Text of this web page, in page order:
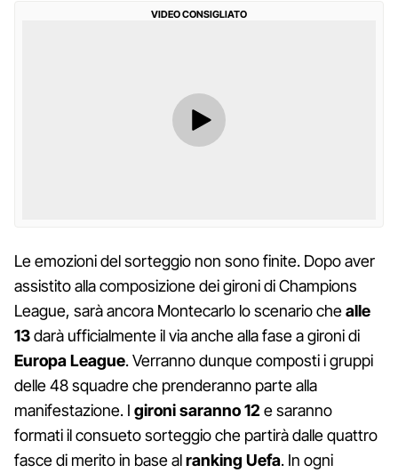
VIDEO CONSIGLIATO
Le emozioni del sorteggio non sono finite. Dopo aver
assistito alla composizione dei gironi di Champions
League, sarà ancora Montecarlo lo scenario chealle
13darà ufficialmente il via anche alla fase a gironi di
Europa League. Verranno dunque composti i gruppi
delle 48 squadre che prenderanno parte alla
manifestazione. I gironi saranno 12e saranno
formati il consueto sorteggio che partirà dalle quattro
fasce di merito in base alranking Uefa. In ogni